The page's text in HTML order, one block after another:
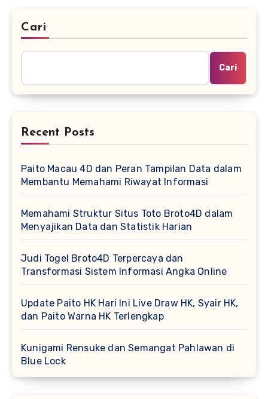
Cari
Cari
Recent Posts
Paito Macau 4D dan Peran Tampilan Data dalam
Membantu Memahami Riwayat Informasi
Memahami Struktur Situs Toto Broto4D dalam
Menyajikan Data dan Statistik Harian
Judi Togel Broto4D Terpercaya dan
Transformasi Sistem Informasi Angka Online
Update Paito HK Hari Ini Live Draw HK, Syair HK,
dan Paito Warna HK Terlengkap
Kunigami Rensuke dan Semangat Pahlawan di
Blue Lock